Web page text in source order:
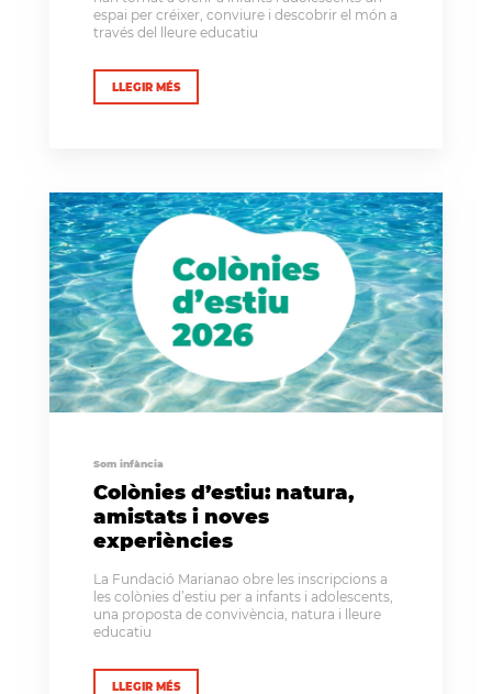
espai per créixer, conviure i descobrir el món a
través del lleure educatiu
LLEGIR MÉS
Som infància
Colònies d’estiu: natura,
amistats i noves
experiències
La Fundació Marianao obre les inscripcions a
les colònies d’estiu per a infants i adolescents,
una proposta de convivència, natura i lleure
educatiu
LLEGIR MÉS